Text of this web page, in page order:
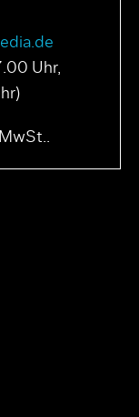
Uhr,